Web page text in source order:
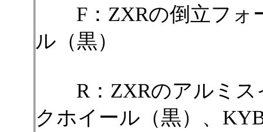
F：ZXRの倒立フォ
ル（黒）
R：ZXRのアルミス
クホイール（黒）、